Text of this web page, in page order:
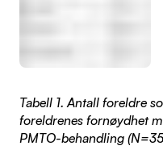
Tabell 1. Antall foreldre
foreldrenes fornøydhet
PMTO-behandling